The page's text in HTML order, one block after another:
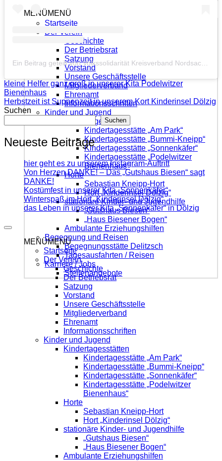
MENÜMENÜ
Startseite
Der Verein
Geschichte
Der Betriebsrat
Satzung
Vorstand
Unsere Geschäftsstelle
Mitgliederverband
Ehrenamt
Informationsschriften
Kinder und Jugend
Kindertagesstätten
Kindertagesstätte „Am Park“
Kindertagesstätte „Bummi-Kneipp“
Kindertagesstätte „Sonnenkäfer“
Kindertagesstätte „Podelwitzer
Bienenhaus“
Horte
Sebastian Kneipp-Hort
Hort „Kinderinsel Dölzig“
stationäre Kinder- und Jugendhilfe
„Gutshaus Biesen“
„Haus Biesener Bogen“
Ambulante Erziehungshilfen
Begegnung und Reisen
Begegnungsstätte Delitzsch
Tagesausfahrten / Reisen
Karriere / Jobs
Stellenangebote
kleine Helfer ganz groß in unserer Kita Podelwitzer
Bienenhaus
Herbstzeit ist Suppenzeit in unserem Kort Kinderinsel Dölzig
Suchen
Suchen
Neueste Beiträge
hier geht es zu unserem Instagram-Auftritt
Von Herzen DANKE! – Das „Gutshaus Biesen“ sagt
DANKE!
Kostümfest in unserer Kita „Sonnenkäfer“
Winterspaß im Hort „Kinderinsel Dölzig“
das Leben in unserer Kita „Sonnenkäfer“ in Dölzig
MENÜMENÜ
Startseite
Der Verein
Geschichte
Der Betriebsrat
Satzung
Vorstand
Unsere Geschäftsstelle
Mitgliederverband
Ehrenamt
Informationsschriften
Kinder und Jugend
Kindertagesstätten
Kindertagesstätte „Am Park“
Kindertagesstätte „Bummi-Kneipp“
Kindertagesstätte „Sonnenkäfer“
Kindertagesstätte „Podelwitzer
Bienenhaus“
Horte
Sebastian Kneipp-Hort
Hort „Kinderinsel Dölzig“
stationäre Kinder- und Jugendhilfe
„Gutshaus Biesen“
„Haus Biesener Bogen“
Ambulante Erziehungshilfen